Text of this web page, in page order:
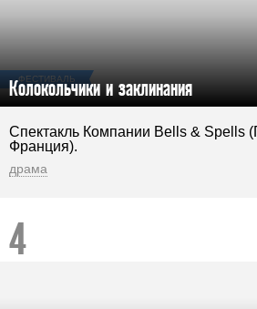
ФЕСТИВАЛЬ
Колокольчики и заклинания
Спектакль Компании Bells & Spells
Франция).
драма